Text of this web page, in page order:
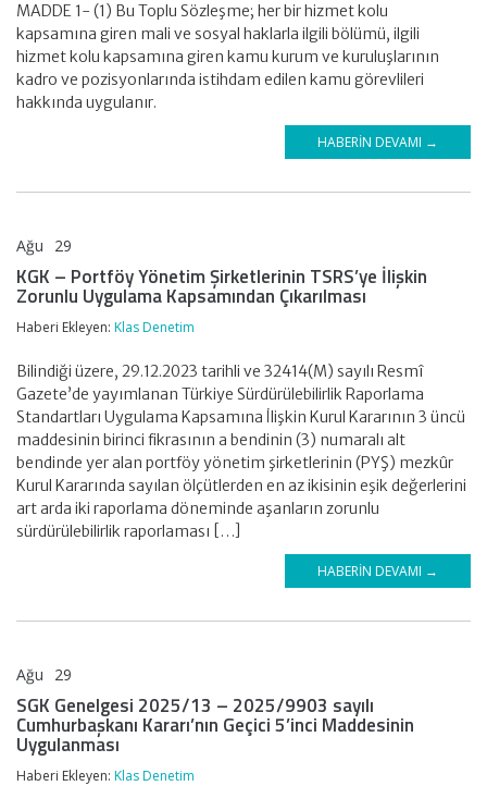
MADDE 1- (1) Bu Toplu Sözleşme; her bir hizmet kolu
kapsamına giren mali ve sosyal haklarla ilgili bölümü, ilgili
hizmet kolu kapsamına giren kamu kurum ve kuruluşlarının
kadro ve pozisyonlarında istihdam edilen kamu görevlileri
hakkında uygulanır.
HABERIN DEVAMI →
Ağu 29
KGK – Portföy Yönetim Şirketlerinin TSRS’ye İlişkin
Zorunlu Uygulama Kapsamından Çıkarılması
Haberi Ekleyen: Klas Denetim
Bilindiği üzere, 29.12.2023 tarihli ve 32414(M) sayılı Resmî
Gazete’de yayımlanan Türkiye Sürdürülebilirlik Raporlama
Standartları Uygulama Kapsamına İlişkin Kurul Kararının 3 üncü
maddesinin birinci fikrasının a bendinin (3) numaralı alt
bendinde yer alan portföy yönetim şirketlerinin (PYŞ) mezkûr
Kurul Kararında sayılan ölçütlerden en az ikisinin eşik değerlerini
art arda iki raporlama döneminde aşanların zorunlu
sürdürülebilirlik raporlaması […]
HABERIN DEVAMI →
Ağu 29
SGK Genelgesi 2025/13 – 2025/9903 sayılı
Cumhurbaşkanı Kararı’nın Geçici 5’inci Maddesinin
Uygulanması
Haberi Ekleyen: Klas Denetim